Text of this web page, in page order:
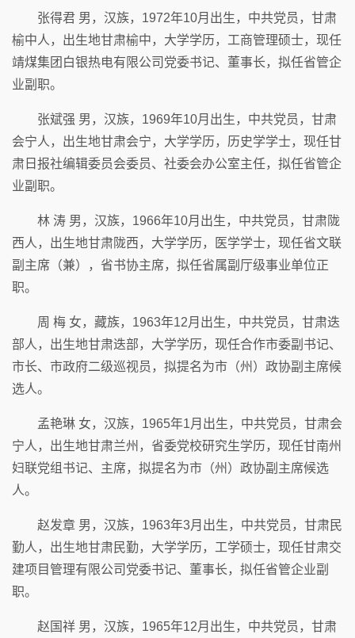
张得君 男，汉族，1972年10月出生，中共党员，甘肃
榆中人，出生地甘肃榆中，大学学历，工商管理硕士，现任
靖煤集团白银热电有限公司党委书记、董事长，拟任省管企
业副职。
张斌强 男，汉族，1969年10月出生，中共党员，甘肃
会宁人，出生地甘肃会宁，大学学历，历史学学士，现任甘
肃日报社编辑委员会委员、社委会办公室主任，拟任省管企
业副职。
林 涛 男，汉族，1966年10月出生，中共党员，甘肃陇
西人，出生地甘肃陇西，大学学历，医学学士，现任省文联
副主席（兼），省书协主席，拟任省属副厅级事业单位正
职。
周 梅 女，藏族，1963年12月出生，中共党员，甘肃迭
部人，出生地甘肃迭部，大学学历，现任合作市委副书记、
市长、市政府二级巡视员，拟提名为市（州）政协副主席候
选人。
孟艳琳 女，汉族，1965年1月出生，中共党员，甘肃会
宁人，出生地甘肃兰州，省委党校研究生学历，现任甘南州
妇联党组书记、主席，拟提名为市（州）政协副主席候选
人。
赵发章 男，汉族，1963年3月出生，中共党员，甘肃民
勤人，出生地甘肃民勤，大学学历，工学硕士，现任甘肃交
建项目管理有限公司党委书记、董事长，拟任省管企业副
职。
赵国祥 男，汉族，1965年12月出生，中共党员，甘肃